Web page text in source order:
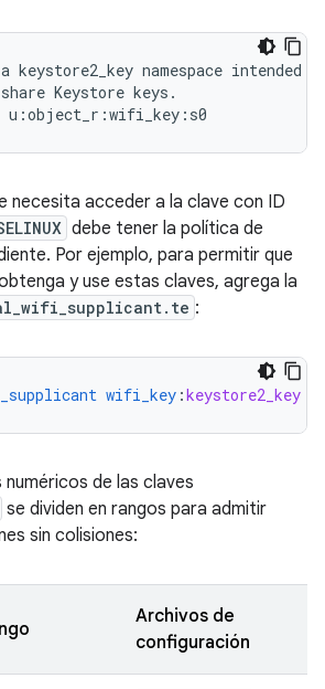
Keystore keys.
necesita acceder a la clave con ID
debe tener la política de
Por ejemplo, para permitir que
y use estas claves, agrega la
:
wifi_key :keystore2_key
de las claves
se dividen en rangos para admitir
sin colisiones:
Archivos de
configuración